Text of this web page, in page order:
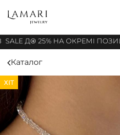
SALE ДО 25% НА ОКРЕМІ
Каталог
ХІТ